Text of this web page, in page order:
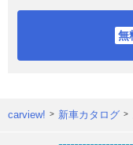
carview! 新車カタログ